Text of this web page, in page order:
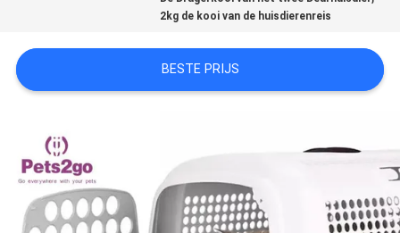
PRIVACY
2kg de kooi van de huisdierenreis
BESTE PRIJS